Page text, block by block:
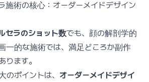
施術の核心：オーダーメイドデザイン
セラのショット数でも、顔の解剖学的
一的な施術では、満足どころか副作
ります。
ポイントは、 オーダーメイドデザイ